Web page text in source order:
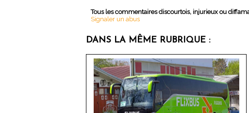
Tous les commentaires discourtois, injurieux ou
Signaler un abus
DANS LA MÊME RUBRIQUE :